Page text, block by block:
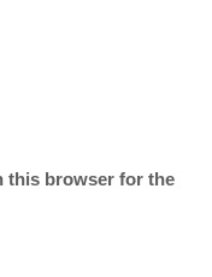
this browser for the